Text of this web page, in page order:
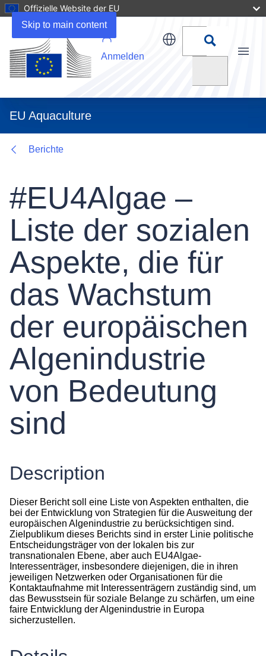
Skip to main content
Offizielle Website der EU
Anmelden
EU Aquaculture
Menu
Berichte
#EU4Algae –
Liste der sozialen
Aspekte, die für
das Wachstum
der europäischen
Algenindustrie
von Bedeutung
sind
Details
Description
Dieser Bericht soll eine Liste von Aspekten enthalten, die
bei der Entwicklung von Strategien für die Ausweitung der
europäischen Algenindustrie zu berücksichtigen sind.
Zielpublikum dieses Berichts sind in erster Linie politische
Entscheidungsträger von der lokalen bis zur
transnationalen Ebene, aber auch EU4Algae-
Interessenträger, insbesondere diejenigen, die in ihren
jeweiligen Netzwerken oder Organisationen für die
Kontaktaufnahme mit Interessenträgern zuständig sind, um
das Bewusstsein für soziale Belange zu schärfen, um eine
faire Entwicklung der Algenindustrie in Europa
sicherzustellen.